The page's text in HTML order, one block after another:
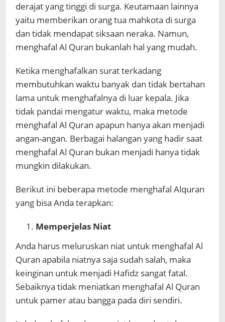
derajat yang tinggi di surga. Keutamaan lainnya
yaitu memberikan orang tua mahkota di surga
dan tidak mendapat siksaan neraka. Namun,
menghafal Al Quran bukanlah hal yang mudah.
Ketika menghafalkan surat terkadang
membutuhkan waktu banyak dan tidak bertahan
lama untuk menghafalnya di luar kepala. Jika
tidak pandai mengatur waktu, maka metode
menghafal Al Quran apapun hanya akan menjadi
angan-angan. Berbagai halangan yang hadir saat
menghafal Al Quran bukan menjadi hanya tidak
mungkin dilakukan.
Berikut ini beberapa metode menghafal Alquran
yang bisa Anda terapkan:
Memperjelas Niat
Anda harus meluruskan niat untuk menghafal Al
Quran apabila niatnya saja sudah salah, maka
keinginan untuk menjadi Hafidz sangat fatal.
Sebaiknya tidak meniatkan menghafal Al Quran
untuk pamer atau bangga pada diri sendiri.